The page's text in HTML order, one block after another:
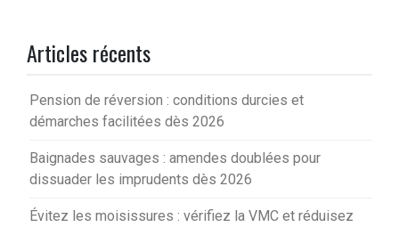
Articles récents
Pension de réversion : conditions durcies et
démarches facilitées dès 2026
Baignades sauvages : amendes doublées pour
dissuader les imprudents dès 2026
Évitez les moisissures : vérifiez la VMC et réduisez